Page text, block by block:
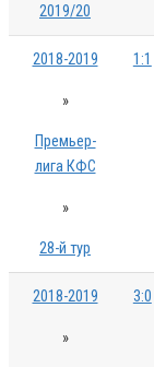
2019/20
2018-2019
»
Премьер-
лига КФС
»
28-й тур
1:1
2018-2019
»
3:0